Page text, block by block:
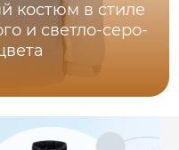
костюм в стиле
и светло-серо-